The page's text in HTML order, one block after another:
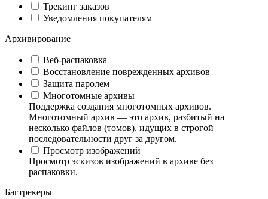
Трекинг заказов
Уведомления покупателям
Архивирование
Веб-распаковка
Восстановление поврежденных архивов
Защита паролем
Многотомные архивы
Поддержка создания многотомных архивов.
Многотомный архив — это архив, разбитый на
несколько файлов (томов), идущих в строгой
последовательности друг за другом.
Просмотр изображений
Просмотр эскизов изображений в архиве без
распаковки.
Багтрекеры